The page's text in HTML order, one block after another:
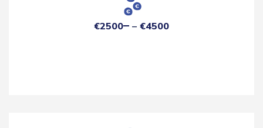
€2500 €4500